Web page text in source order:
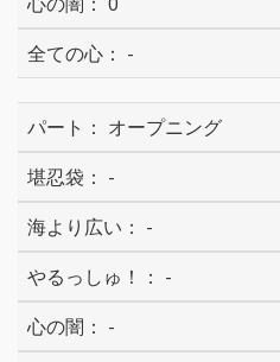
-
オープニング
-
-
-
-